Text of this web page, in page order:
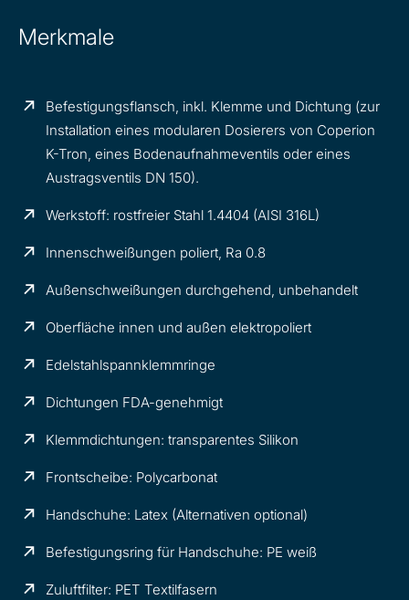
Merkmale
Befestigungsflansch, inkl. Klemme und Dichtung (zur
Installation eines modularen Dosierers von Coperion
K-Tron, eines Bodenaufnahmeventils oder eines
Austragsventils DN 150).
Werkstoff: rostfreier Stahl 1.4404 (AISI 316L)
Innenschweißungen poliert, Ra 0.8
Außenschweißungen durchgehend, unbehandelt
Oberfläche innen und außen elektropoliert
Edelstahlspannklemmringe
Dichtungen FDA-genehmigt
Klemmdichtungen: transparentes Silikon
Frontscheibe: Polycarbonat
Handschuhe: Latex (Alternativen optional)
Befestigungsring für Handschuhe: PE weiß
Zuluftfilter: PET Textilfasern